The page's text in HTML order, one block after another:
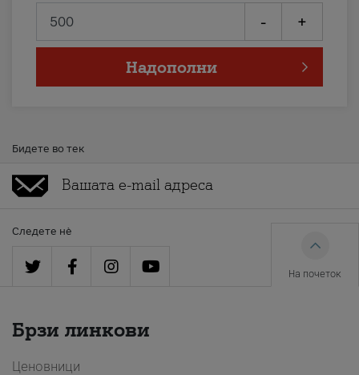
- +
Надополни
Бидете во тек
Следете нè
На почеток
Брзи линкови
Ценовници